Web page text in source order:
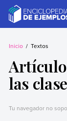
contentEjemplos
Necesitas
Inicio Textos
las
Tu navegador no